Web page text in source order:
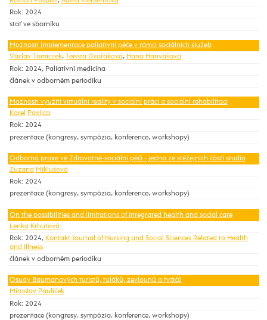
Rok: 2024
stať ve sborníku
Možnosti implementace paliativní péče v rámci sociálních služeb
Václav Tomiczek, Tereza Dvořáková, Hana Hanyášová
Rok: 2024, Paliativní medicína
článek v odborném periodiku
Možnosti využití virtuální reality v sociální práci a sociální rehabilitaci
Karel
Pavlica
Rok: 2024
prezentace (kongresy, sympózia, konference, workshopy)
Odborná praxe ve Zdravotně-sociální péči - jedna ze stěžejních částí studia
Zuzana Miklušová
Rok: 2024
prezentace (kongresy, sympózia, konference, workshopy)
On the possibilities and limitations of integrated health and social care
Lenka Krhutová
Rok: 2024, Kontakt-Journal of Nursing and Social Sciences Related to Health
and Illness
článek v odborném periodiku
Osudy Baumanových turistů, tuláků, zevlounů a hráčů
Miroslav Paulíček
Rok: 2024
prezentace (kongresy, sympózia, konference, workshopy)